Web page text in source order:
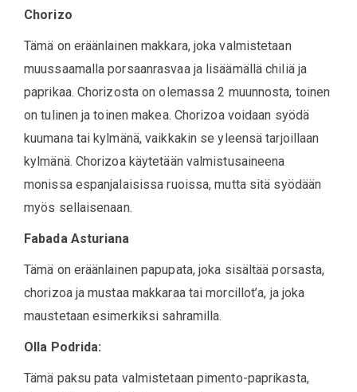
Chorizo
Tämä on eräänlainen makkara, joka valmistetaan
muussaamalla porsaanrasvaa ja lisäämällä chiliä ja
paprikaa. Chorizosta on olemassa 2 muunnosta, toinen
on tulinen ja toinen makea. Chorizoa voidaan syödä
kuumana tai kylmänä, vaikkakin se yleensä tarjoillaan
kylmänä. Chorizoa käytetään valmistusaineena
monissa espanjalaisissa ruoissa, mutta sitä syödään
myös sellaisenaan.
Fabada Asturiana
Tämä on eräänlainen papupata, joka sisältää porsasta,
chorizoa ja mustaa makkaraa tai morcillot’a, ja joka
maustetaan esimerkiksi sahramilla.
Olla Podrida:
Tämä paksu pata valmistetaan pimento-paprikasta,